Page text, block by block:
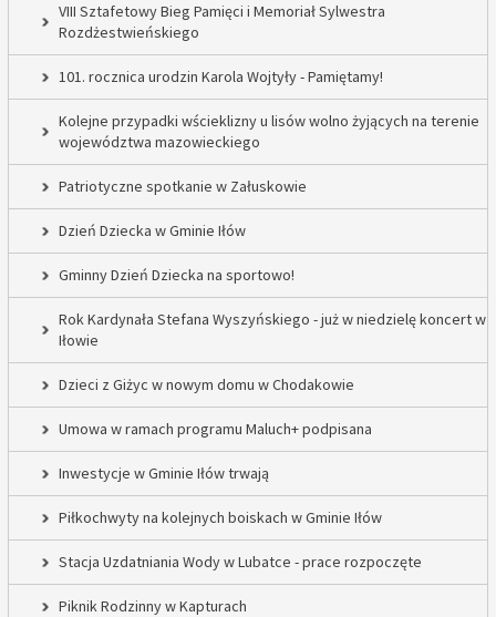
VIII Sztafetowy Bieg Pamięci i Memoriał Sylwestra
Rozdżestwieńskiego
101. rocznica urodzin Karola Wojtyły - Pamiętamy!
Kolejne przypadki wścieklizny u lisów wolno żyjących na terenie
województwa mazowieckiego
Patriotyczne spotkanie w Załuskowie
Dzień Dziecka w Gminie Iłów
Gminny Dzień Dziecka na sportowo!
Rok Kardynała Stefana Wyszyńskiego - już w niedzielę koncert w
Iłowie
Dzieci z Giżyc w nowym domu w Chodakowie
Umowa w ramach programu Maluch+ podpisana
Inwestycje w Gminie Iłów trwają
Piłkochwyty na kolejnych boiskach w Gminie Iłów
Stacja Uzdatniania Wody w Lubatce - prace rozpoczęte
Piknik Rodzinny w Kapturach